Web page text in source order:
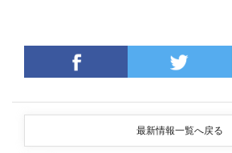
最新情報一覧へ戻る